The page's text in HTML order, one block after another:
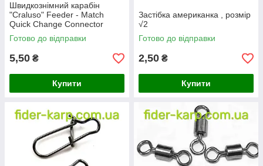
Швидкознімний карабін
"Craluso" Feeder - Match
Quick Change Connector
Micro √16
Готово до відправки
5,50 ₴
Купити
Застібка американка , розмір
√2
Готово до відправки
2,50 ₴
Купити